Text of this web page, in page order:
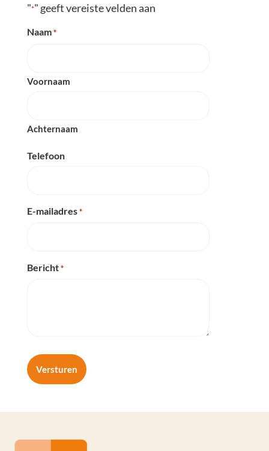
"*" geeft vereiste velden aan
Naam *
Voornaam
Achternaam
Telefoon
E-mailadres *
Bericht *